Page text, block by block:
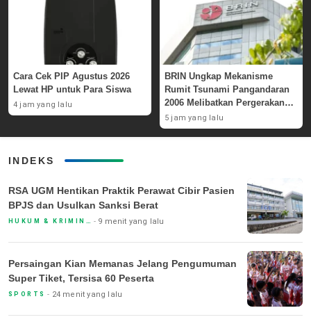
Cara Cek PIP Agustus 2026
Lewat HP untuk Para Siswa
4 jam yang lalu
BRIN Ungkap Mekanisme
Rumit Tsunami Pangandaran
2006 Melibatkan Pergerakan
Massa Bawah Laut
5 jam yang lalu
INDEKS
RSA UGM Hentikan Praktik Perawat Cibir Pasien
BPJS dan Usulkan Sanksi Berat
HUKUM & KRIMINAL 9 menit yang lalu
Persaingan Kian Memanas Jelang Pengumuman
Super Tiket, Tersisa 60 Peserta
SPORTS 24 menit yang lalu